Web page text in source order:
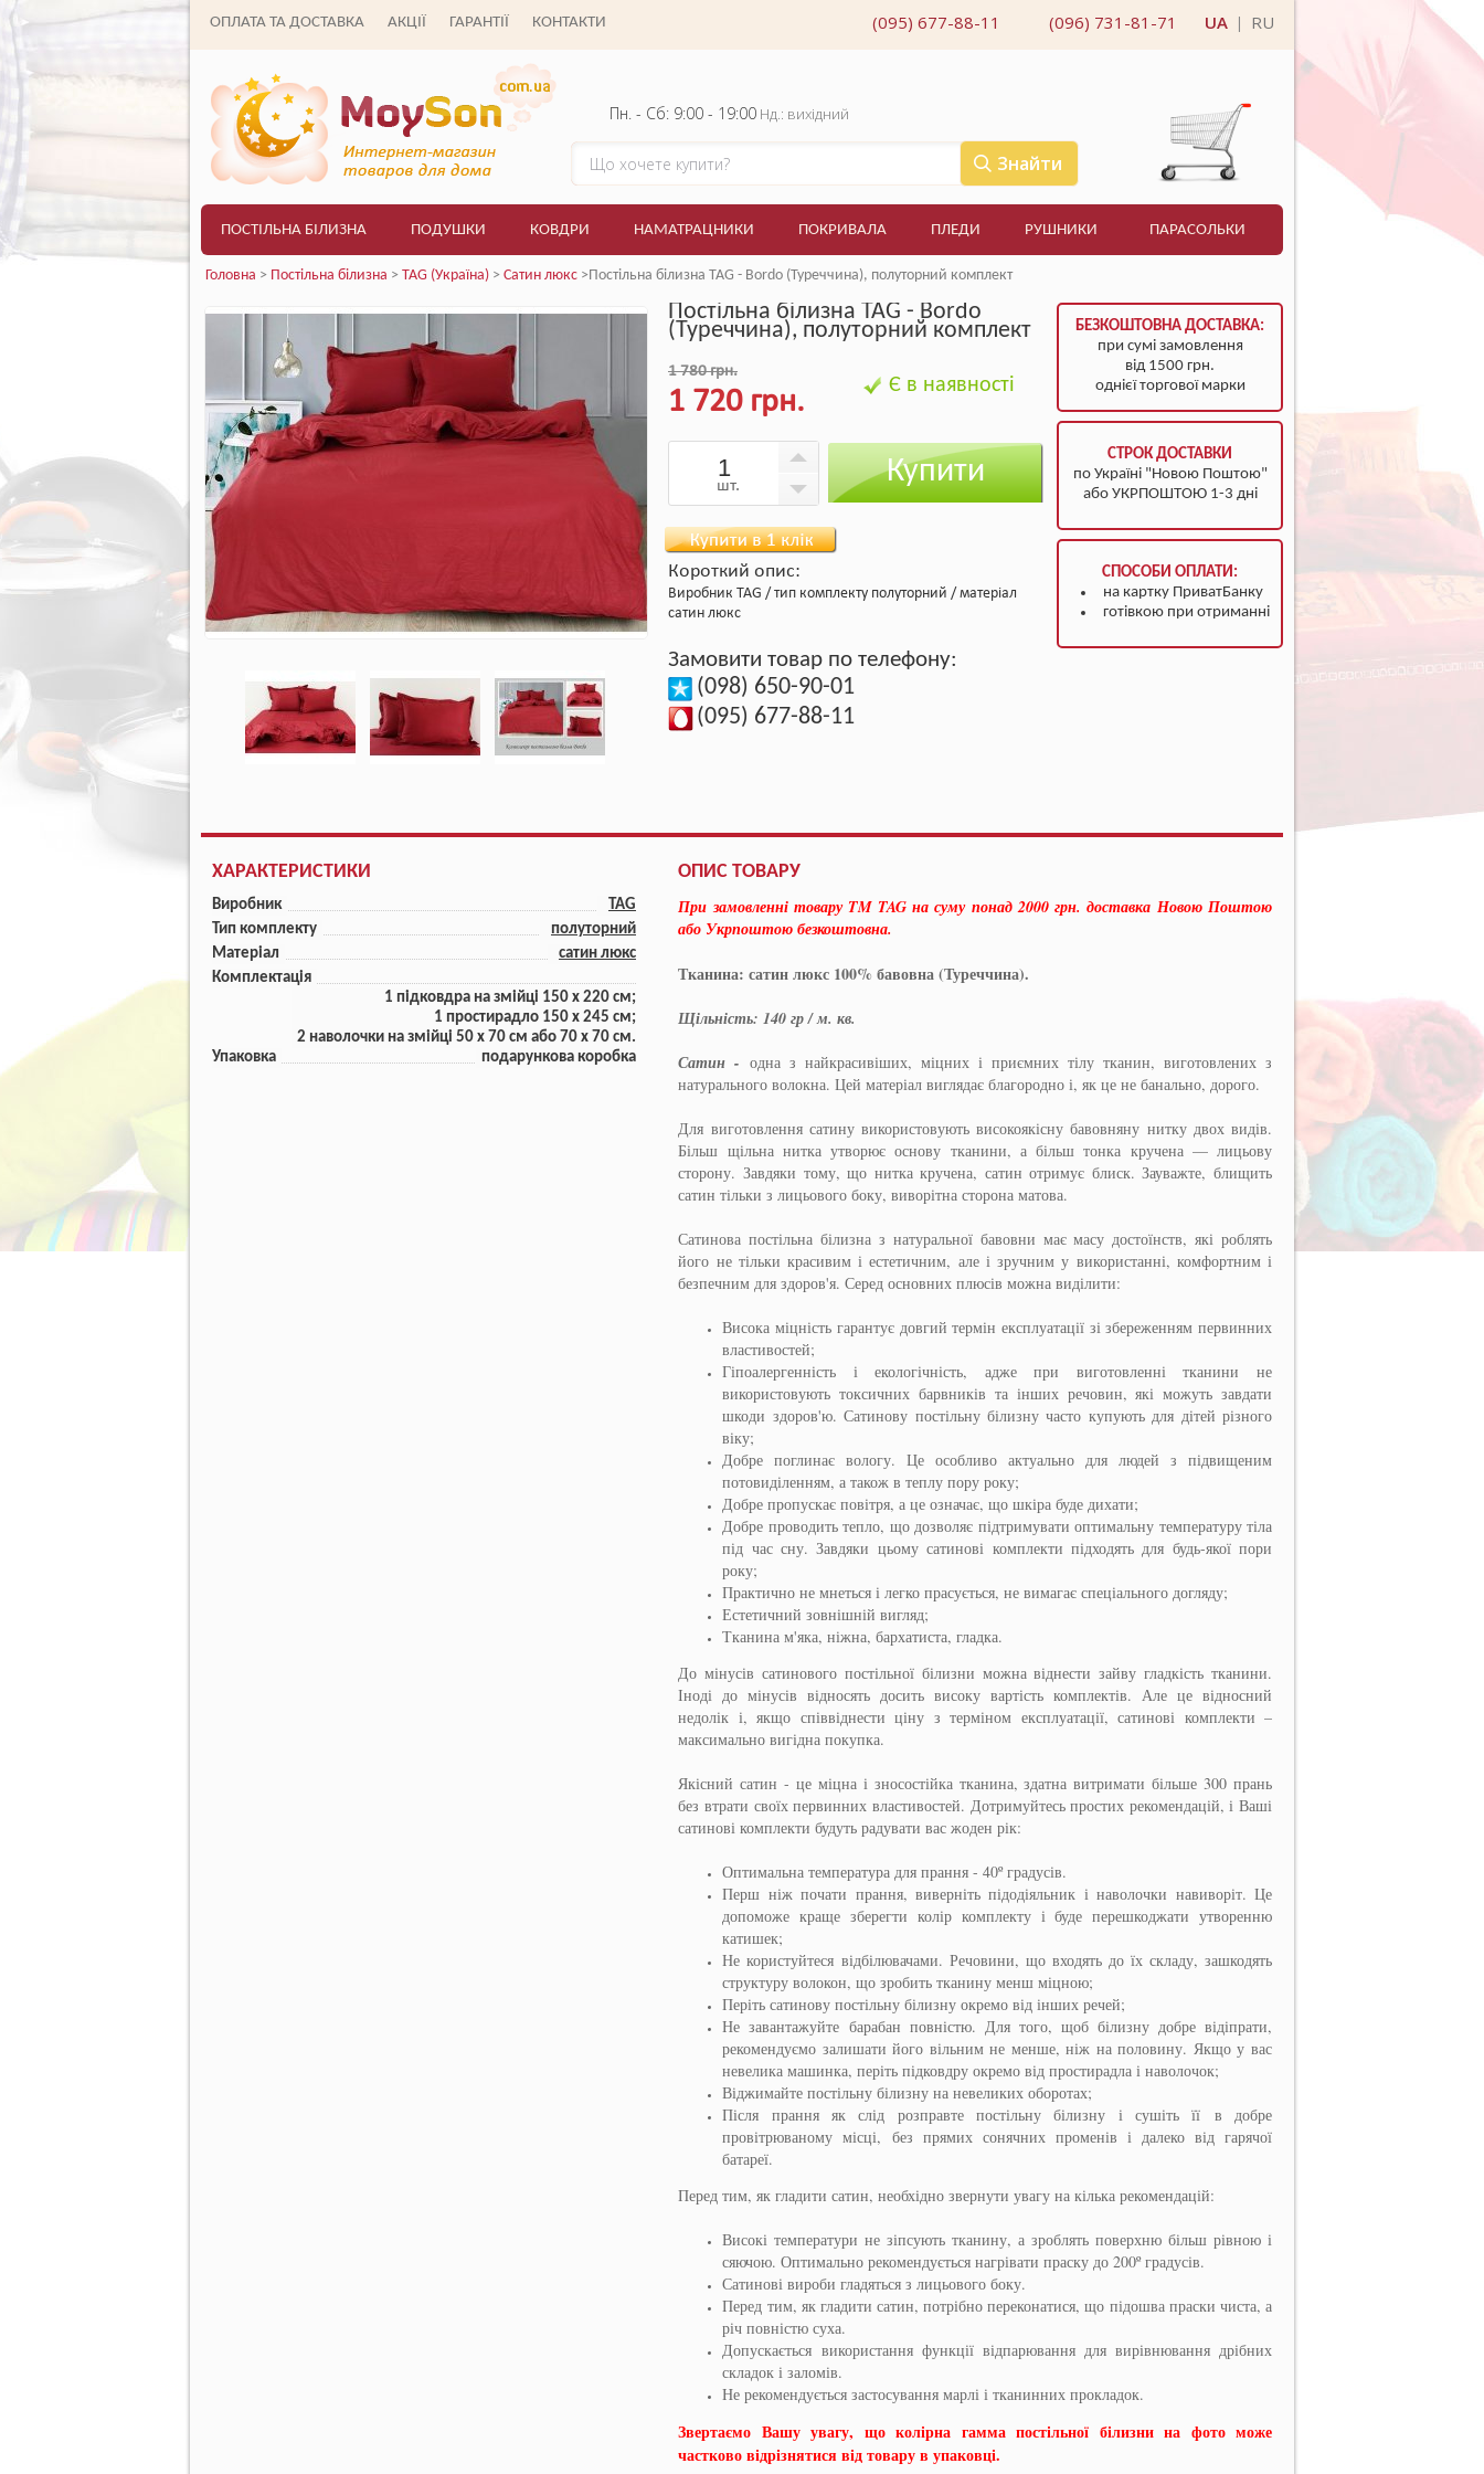
ОПЛАТА ТА ДОСТАВКА АКЦІЇ ГАРАНТІЇ КОНТАКТИ (095) 677-88-11 (096) 731-81-71 UA RU
Пн. - Сб: 9:00 - 19:00 Нд.: вихідний
Знайти
ПОСТІЛЬНА БІЛИЗНА ПОДУШКИ КОВДРИ НАМАТРАЦНИКИ ПОКРИВАЛА ПЛЕДИ РУШНИКИ ПАРАСОЛЬКИ
Головна > Постільна білизна > TAG (Україна) > Сатин люкс >Постільна білизна TAG - Bordo (Туреччина), полуторний комплект
БЕЗКОШТОВНА ДОСТАВКА:
при сумі замовлення
від 1500 грн.
однієї торгової марки
СТРОК ДОСТАВКИ
по Україні "Новою Поштою"
або УКРПОШТОЮ 1-3 дні
СПОСОБИ ОПЛАТИ:
на картку ПриватБанку
готівкою при отриманні
Постільна білизна TAG - Bordo
(Туреччина), полуторний комплект
1 780 грн.
1 720 грн. Є в наявності
шт. Купити
Короткий опис:
Виробник TAG тип комплекту полуторний
матеріал
сатин люкс
Замовити товар по телефону:
(098) 650-90-01
(095) 677-88-11
ОПИС ТОВАРУ
При замовленні товару TM TAG на суму понад 2000 грн. доставка Новою Поштою
або Укрпоштою безкоштовна.
Тканина: сатин люкс 100% бавовна (Туреччина).
Щільність: 140 гр / м. кв.
Сатин - одна з найкрасивіших, міцних і приємних тілу тканин, виготовлених з
натурального волокна. Цей матеріал виглядає благородно і, як це не банально, дорого.
Для виготовлення сатину використовують високоякісну бавовняну нитку двох видів.
Більш щільна нитка утворює основу тканини, а більш тонка кручена — лицьову
сторону. Завдяки тому, що нитка кручена, сатин отримує блиск. Зауважте, блищить
сатин тільки з лицьового боку, виворітна сторона матова.
Сатинова постільна білизна з натуральної бавовни має масу достоїнств, які роблять
його не тільки красивим і естетичним, але і зручним у використанні, комфортним і
безпечним для здоров'я. Серед основних плюсів можна виділити:
Висока міцність гарантує довгий термін експлуатації зі збереженням первинних
властивостей;
Гіпоалергенність і екологічність, адже при виготовленні тканини не
використовують токсичних барвників та інших речовин, які можуть завдати
шкоди здоров'ю. Сатинову постільну білизну часто купують для дітей різного
віку;
Добре поглинає вологу. Це особливо актуально для людей з підвищеним
потовиділенням, а також в теплу пору року;
Добре пропускає повітря, а це означає, що шкіра буде дихати;
Добре проводить тепло, що дозволяє підтримувати оптимальну температуру тіла
під час сну. Завдяки цьому сатинові комплекти підходять для будь-якої пори
року;
Практично не мнеться і легко прасується, не вимагає спеціального догляду;
Естетичний зовнішній вигляд;
Тканина м'яка, ніжна, бархатиста, гладка.
До мінусів сатинового постільної білизни можна віднести зайву гладкість тканини.
Іноді до мінусів відносять досить високу вартість комплектів. Але це відносний
недолік і, якщо співвіднести ціну з терміном експлуатації, сатинові комплекти –
максимально вигідна покупка.
Якісний сатин - це міцна і зносостійка тканина, здатна витримати більше 300 прань
без втрати своїх первинних властивостей. Дотримуйтесь простих рекомендацій, і Ваші
сатинові комплекти будуть радувати вас жоден рік:
Оптимальна температура для прання - 40º градусів.
Перш ніж почати прання, виверніть підодіяльник і наволочки навиворіт. Це
допоможе краще зберегти колір комплекту і буде перешкоджати утворенню
катишек;
Не користуйтеся відбілювачами. Речовини, що входять до їх складу, зашкодять
структуру волокон, що зробить тканину менш міцною;
Періть сатинову постільну білизну окремо від інших речей;
Не завантажуйте барабан повністю. Для того, щоб білизну добре відіпрати,
рекомендуємо залишати його вільним не менше, ніж на половину. Якщо у вас
невелика машинка, періть підковдру окремо від простирадла і наволочок;
Віджимайте постільну білизну на невеликих оборотах;
Після прання як слід розправте постільну білизну і сушіть її в добре
провітрюваному місці, без прямих сонячних променів і далеко від гарячої
батареї.​
Перед тим, як гладити сатин, необхідно звернути увагу на кілька рекомендацій:
Високі температури не зіпсують тканину, а зроблять поверхню більш рівною і
сяючою. Оптимально рекомендується нагрівати праску до 200º градусів.
Сатинові вироби гладяться з лицьового боку.
Перед тим, як гладити сатин, потрібно переконатися, що підошва праски чиста, а
річ повністю суха.
Допускається використання функції відпарювання для вирівнювання дрібних
складок і заломів.
Не рекомендується застосування марлі і тканинних прокладок.
Звертаємо Вашу увагу, що колірна гамма постільної білизни на фото може
частково відрізнятися від товару в упаковці.
ХАРАКТЕРИСТИКИ
Виробник
TAG
Тип комплекту
полуторний
Матеріал
сатин люкс
Комплектація
1 підковдра на змійці 150 x 220 см;
1 простирадло 150 x 245 см;
2 наволочки на змійці 50 x 70 см або 70 х 70 см.
Упаковка
подарункова коробка